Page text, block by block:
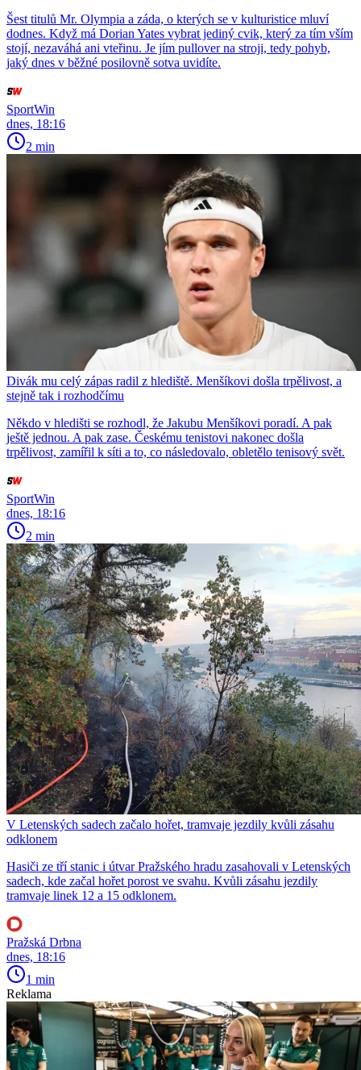
Šest titulů Mr. Olympia a záda, o kterých se v kulturistice mluví
dodnes. Když má Dorian Yates vybrat jediný cvik, který za tím vším
stojí, nezaváhá ani vteřinu. Je jím pullover na stroji, tedy pohyb,
jaký dnes v běžné posilovně sotva uvidíte.
SportWin
dnes, 18:16
2 min
Divák mu celý zápas radil z hlediště. Menšíkovi došla trpělivost, a
stejně tak i rozhodčímu
Někdo v hledišti se rozhodl, že Jakubu Menšíkovi poradí. A pak
ještě jednou. A pak zase. Českému tenistovi nakonec došla
trpělivost, zamířil k síti a to, co následovalo, obletělo tenisový svět.
SportWin
dnes, 18:16
2 min
V Letenských sadech začalo hořet, tramvaje jezdily kvůli zásahu
odklonem
Hasiči ze tří stanic i útvar Pražského hradu zasahovali v Letenských
sadech, kde začal hořet porost ve svahu. Kvůli zásahu jezdily
tramvaje linek 12 a 15 odklonem.
Pražská Drbna
dnes, 18:16
1 min
Reklama